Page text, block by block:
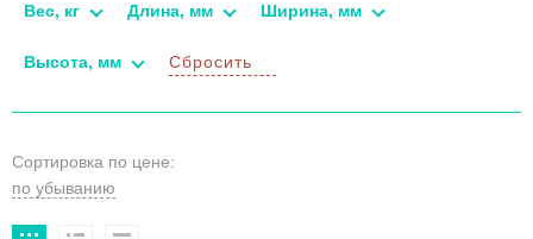
Вес, кг Длина, мм Ширина, мм
Высота, мм Сбросить
Сортировка по цене: